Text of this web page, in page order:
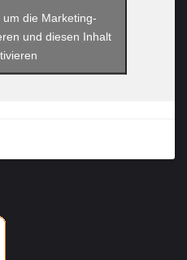
von 1920
die Marketing-
und diesen Inhalt